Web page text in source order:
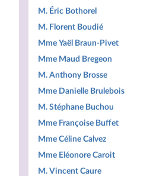
M. Éric Bothorel
M. Florent Boudié
Mme Yaël Braun-Pivet
Mme Maud Bregeon
M. Anthony Brosse
Mme Danielle Brulebois
M. Stéphane Buchou
Mme Françoise Buffet
Mme Céline Calvez
Mme Eléonore Caroit
M. Vincent Caure